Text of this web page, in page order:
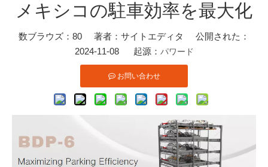
メキシコの駐車効率を最大化
数ブラウズ： 80 著者：サイトエディタ 公開された：
2024-11-08 起源： パワード
お問い合わせ